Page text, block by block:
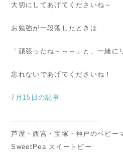
大切にしてあげてくださいね～
お勉強が一段落したときは
「頑張ったね～～～」と、一緒に
忘れないであげてくださいね！
7月15日の記事
————————————-
芦屋・西宮・宝塚・神戸のベビー
SweetPea スイートピー